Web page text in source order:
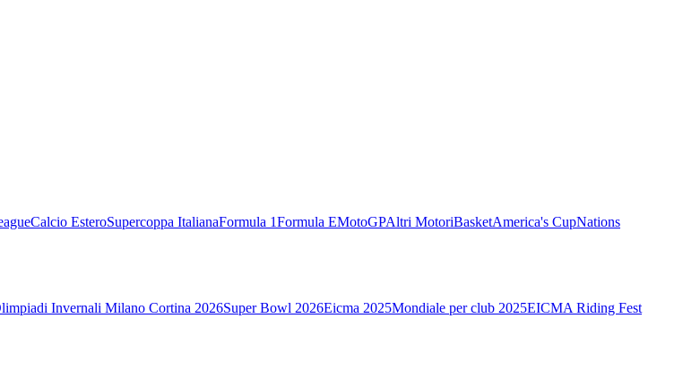
Calcio EsteroSupercoppa ItalianaFormula 1Formula EMotoGPAltri MotoriBasketAmerica's CupNations
Invernali Milano Cortina 2026Super Bowl 2026Eicma 2025Mondiale per club 2025EICMA Riding Fest